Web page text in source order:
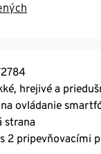
hrejivé a
ovládanie
strana
2 pripevňovacími